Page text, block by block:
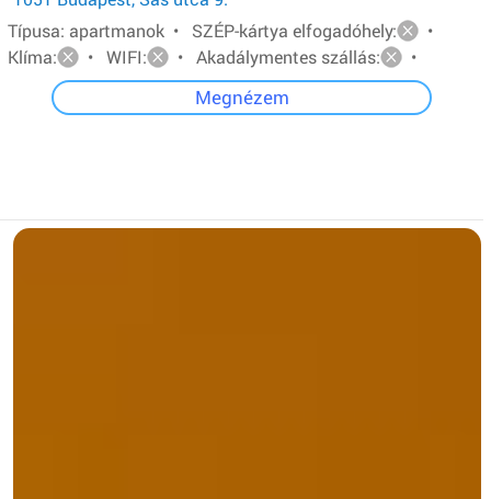
Típusa: apartmanok • SZÉP-kártya elfogadóhely:
•
Klíma:
• WIFI: • Akadálymentes szállás: •
Megnézem